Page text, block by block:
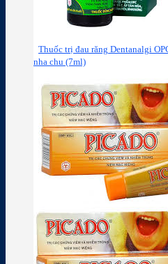
Thuốc trị đau răng Dentanalgi
nha chu (7ml)